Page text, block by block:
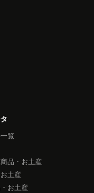
覧
品・お土産
土産
お土産